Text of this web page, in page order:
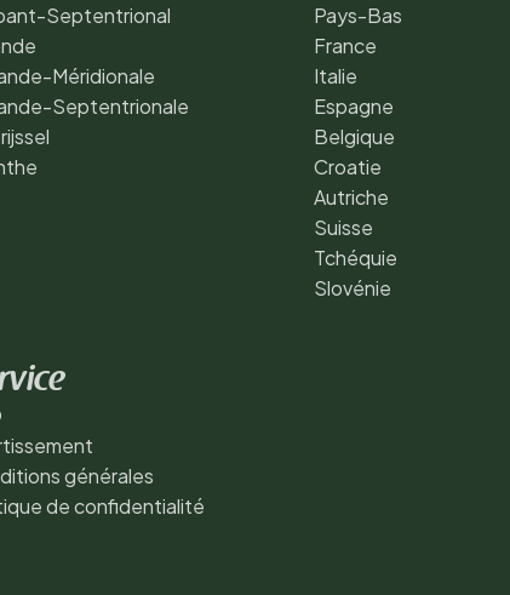
Septentrional
Méridionale
Septentrionale
Pays-Bas
France
Italie
Espagne
Belgique
Croatie
Autriche
Suisse
Tchéquie
Slovénie
générales
de confidentialité